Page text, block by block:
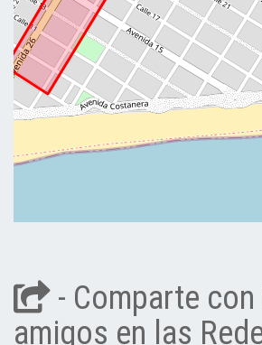
- Comparte
amigos en las